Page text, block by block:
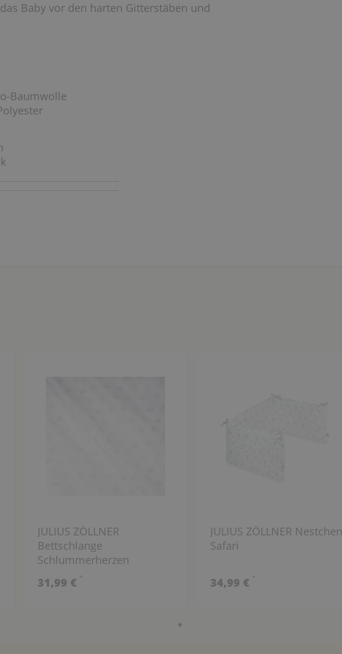
Baby vor den harten Gitterstäben und
Baumwolle
JULIUS ZÖLLNER
Bettschlange
Schlummerherzen
31,99 € *
JULIUS ZÖLLNER Nestchen
Safari
34,99 € *